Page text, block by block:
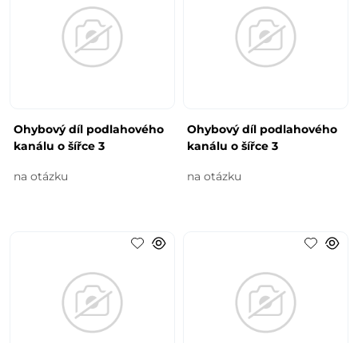
Ohybový díl podlahového
kanálu o šířce 3
na otázku
Ohybový díl podlahového
kanálu o šířce 3
na otázku